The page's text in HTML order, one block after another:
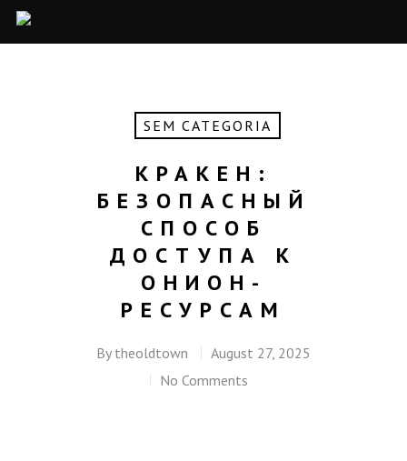
SEM CATEGORIA
КРАКЕН:
БЕЗОПАСНЫЙ
СПОСОБ
ДОСТУПА К
ОНИОН-
РЕСУРСАМ
By theoldtown
August 27, 2025
No Comments